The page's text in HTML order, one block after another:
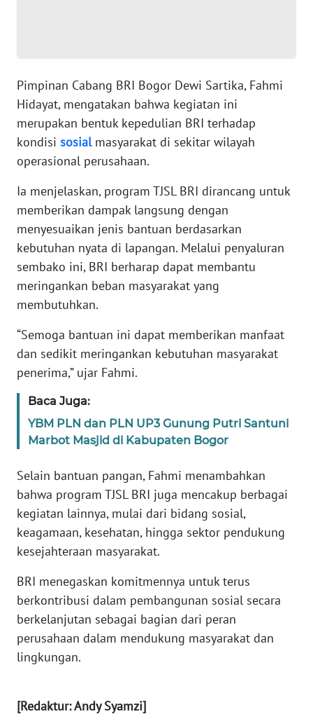
Pimpinan Cabang BRI Bogor Dewi Sartika, Fahmi
Hidayat, mengatakan bahwa kegiatan ini
merupakan bentuk kepedulian BRI terhadap
kondisi sosialmasyarakat di sekitar wilayah
operasional perusahaan.
Ia menjelaskan, program TJSL BRI dirancang untuk
memberikan dampak langsung dengan
menyesuaikan jenis bantuan berdasarkan
kebutuhan nyata di lapangan. Melalui penyaluran
sembako ini, BRI berharap dapat membantu
meringankan beban masyarakat yang
membutuhkan.
“Semoga bantuan ini dapat memberikan manfaat
dan sedikit meringankan kebutuhan masyarakat
penerima,” ujar Fahmi.
Baca Juga:
YBM PLN dan PLN UP3 Gunung Putri Santuni
Marbot Masjid di Kabupaten Bogor
Selain bantuan pangan, Fahmi menambahkan
bahwa program TJSL BRI juga mencakup berbagai
kegiatan lainnya, mulai dari bidang sosial,
keagamaan, kesehatan, hingga sektor pendukung
kesejahteraan masyarakat.
BRI menegaskan komitmennya untuk terus
berkontribusi dalam pembangunan sosial secara
berkelanjutan sebagai bagian dari peran
perusahaan dalam mendukung masyarakat dan
lingkungan.
[Redaktur: Andy Syamzi]
RIAU
WN
SERAMBI
JAMBI
WN
SULTRA
WN
NTB
WN
SULTENG
SULBAR
WN
WN
SUMBAR
WN
SUMSEL
WN
WN
LAMPUNG
WN